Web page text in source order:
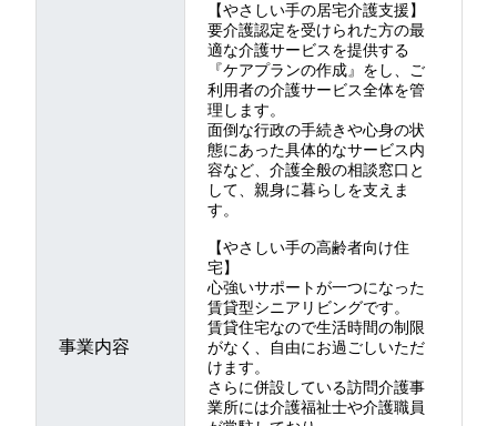
事業内容
【やさしい手の居宅介護支援】
要介護認定を受けられた方の最
適な介護サービスを提供する
『ケアプランの作成』をし、ご
利用者の介護サービス全体を管
理します。
面倒な行政の手続きや心身の状
態にあった具体的なサービス内
容など、介護全般の相談窓口と
して、親身に暮らしを支えま
す。
【やさしい手の高齢者向け住
宅】
心強いサポートが一つになった
賃貸型シニアリビングです。
賃貸住宅なので生活時間の制限
がなく、自由にお過ごしいただ
けます。
さらに併設している訪問介護事
業所には介護福祉士や介護職員